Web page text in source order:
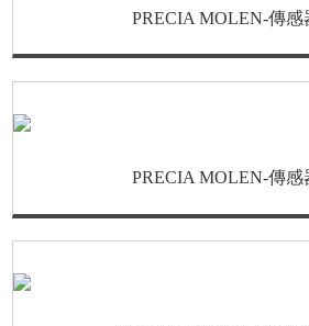
PRECIA MOLEN-傳感
PRECIA MOLEN-傳感